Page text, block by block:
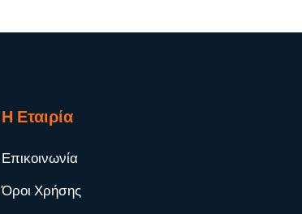
Η Εταιρία
Επικοινωνία
Όροι Χρήσης